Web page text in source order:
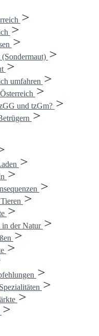
(Sondermaut)
umfahren
und tzGm?
in der Natur